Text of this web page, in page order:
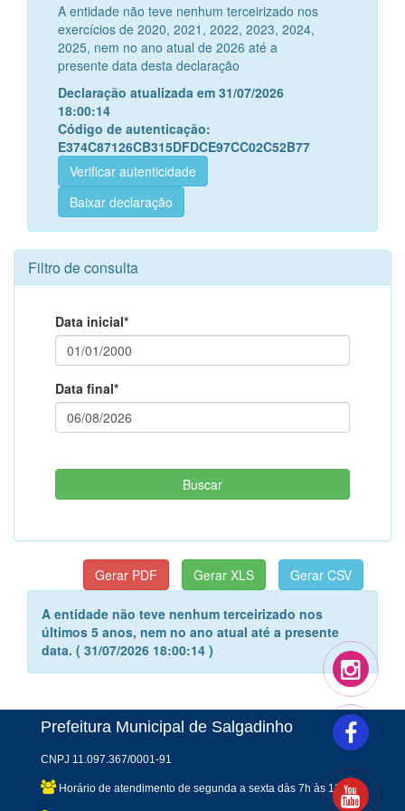
A entidade não teve nenhum terceirizado nos
exercícios de 2020, 2021, 2022, 2023, 2024,
2025, nem no ano atual de 2026 até a
presente data desta declaração
Declaração atualizada em 31/07/2026
18:00:14
Código de autenticação:
E374C87126CB315DFDCE97CC02C52B77
Verificar autenticidade
Baixar declaração
Filtro de consulta
Data inicial*
Data final*
A entidade não teve nenhum terceirizado nos
últimos 5 anos, nem no ano atual até a presente
data. ( 31/07/2026 18:00:14 )
Prefeitura Municipal de Salgadinho
CNPJ 11.097.367/0001-91
Horário de atendimento de segunda a sexta dàs 7h às 13h